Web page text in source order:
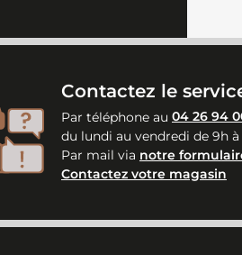
Contactez le
Par téléphone au 04 26 94
du lundi au vendredi de 9h à
Par mail via notre
Contactez votre magasin